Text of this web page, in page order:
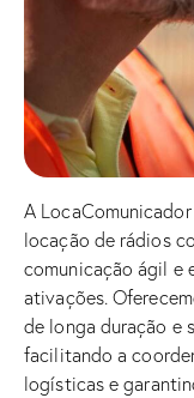
A
locação de rádios
comunicação ágil e
ativações.
de longa duração e
facilitando a
logísticas e